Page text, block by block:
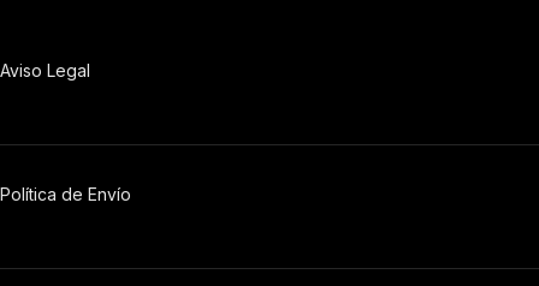
Aviso Legal
Política de Envío